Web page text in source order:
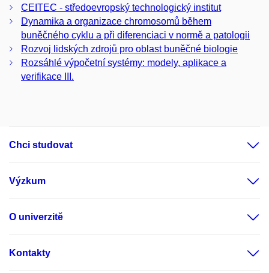
CEITEC - středoevropský technologický institut
Dynamika a organizace chromosomů během
buněčného cyklu a při diferenciaci v normě a patologii
Rozvoj lidských zdrojů pro oblast buněčné biologie
Rozsáhlé výpočetní systémy: modely, aplikace a
verifikace III.
Chci studovat
Výzkum
O univerzitě
Kontakty